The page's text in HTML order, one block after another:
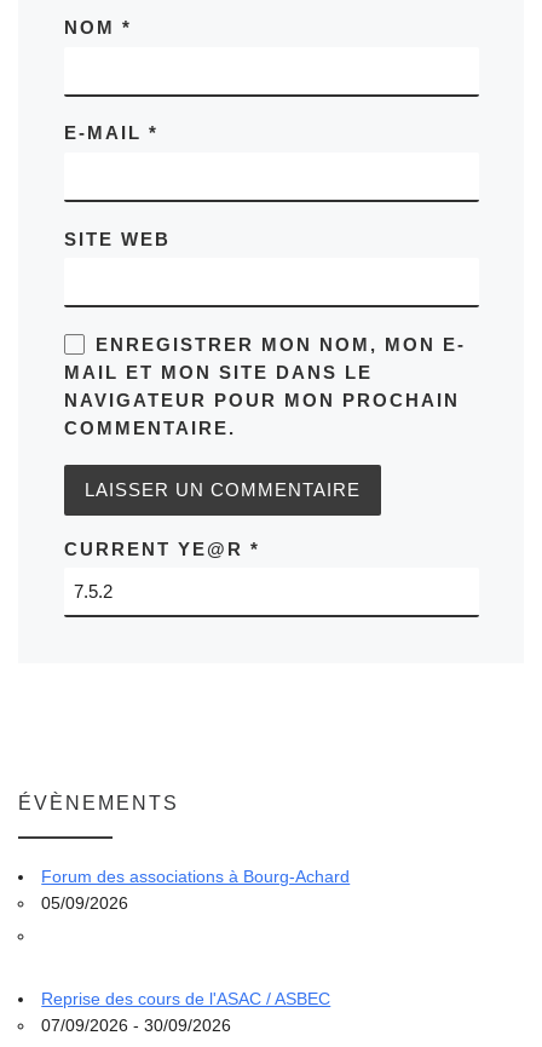
NOM *
E-MAIL *
SITE WEB
ENREGISTRER MON NOM, MON E-
MAIL ET MON SITE DANS LE
NAVIGATEUR POUR MON PROCHAIN
COMMENTAIRE.
CURRENT YE@R *
ÉVÈNEMENTS
Forum des associations à Bourg-Achard
05/09/2026
Reprise des cours de l'ASAC / ASBEC
07/09/2026 - 30/09/2026